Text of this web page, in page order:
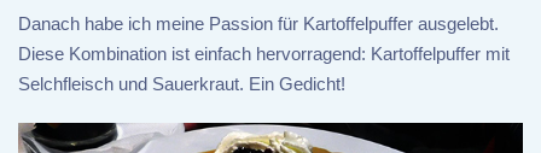
Danach habe ich meine Passion für Kartoffelpuffer ausgelebt.
Diese Kombination ist einfach hervorragend: Kartoffelpuffer mit
Selchfleisch und Sauerkraut. Ein Gedicht!